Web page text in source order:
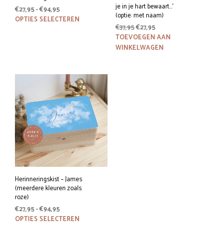
€27,95-€94,95Prijsklasse:
€27,95
OPTIES SELECTEREN
product
heeft
meerdere
Deze
optie
gekozen
worden
de
productpagina
je in je hart bewaart…’
(optie: met naam)
€37,95Oorspronkelijke
prijs
was:
€27,95Huidige
prijs
is:
TOEVOEGEN AAN
WINKELWAGEN
Herinneringskist – James
(meerdere kleuren zoals
roze)
€27,95-€94,95Prijsklasse:
€27,95
OPTIES SELECTEREN